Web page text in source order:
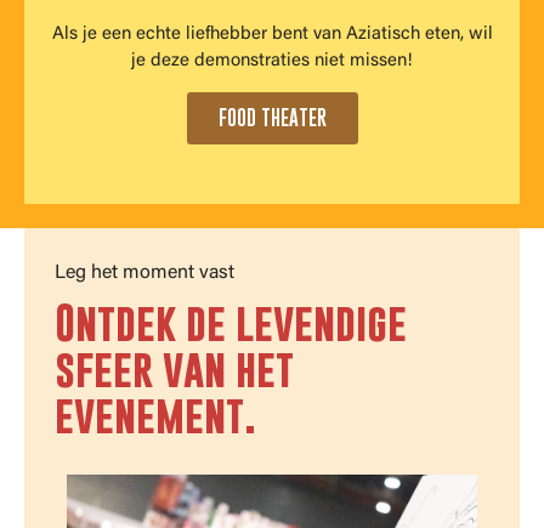
Als je een echte liefhebber bent van Aziatisch eten, wil
je deze demonstraties niet missen!
FOOD THEATER
Leg het moment vast
Ontdek de levendige
sfeer van het
evenement.